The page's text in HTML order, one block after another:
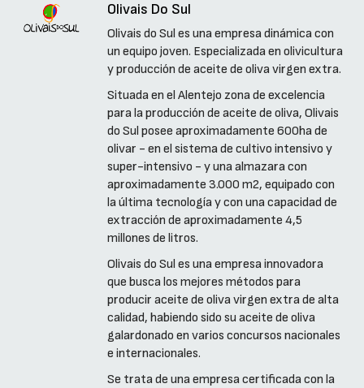
Olivais Do Sul
Olivais do Sul es una empresa dinámica con
un equipo joven. Especializada en olivicultura
y producción de aceite de oliva virgen extra.
Situada en el Alentejo zona de excelencia
para la producción de aceite de oliva, Olivais
do Sul posee aproximadamente 600ha de
olivar - en el sistema de cultivo intensivo y
super-intensivo - y una almazara con
aproximadamente 3.000 m2, equipado con
la última tecnología y con una capacidad de
extracción de aproximadamente 4,5
millones de litros.
Olivais do Sul es una empresa innovadora
que busca los mejores métodos para
producir aceite de oliva virgen extra de alta
calidad, habiendo sido su aceite de oliva
galardonado en varios concursos nacionales
e internacionales.
Se trata de una empresa certificada con la